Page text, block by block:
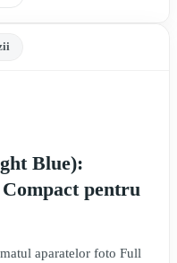
Blue):
pentru
aparatelor foto Full